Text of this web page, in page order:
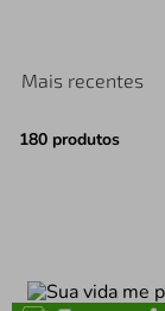
Mais recentes
180 produtos
perfume
4º air fryer